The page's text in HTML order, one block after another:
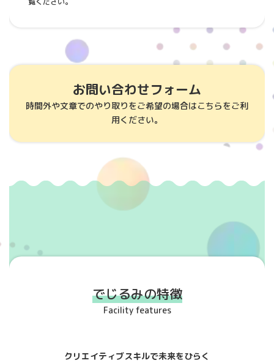
お問い合わせフォーム
時間外や文章でのやり取りをご希望の場合はこちらをご利
用ください。
でじるみの特徴
Facility features
クリエイティブスキルで未来をひらく